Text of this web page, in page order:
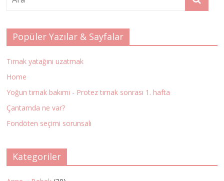
Popüler Yazılar & Sayfalar
Tırnak yatağını uzatmak
Home
Yoğun tırnak bakımı - Protez tırnak sonrası 1. hafta
Çantamda ne var?
Fondöten seçimi sorunsalı
Kategoriler